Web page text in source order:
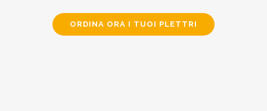
ORDINA ORA I TUOI PLETTRI